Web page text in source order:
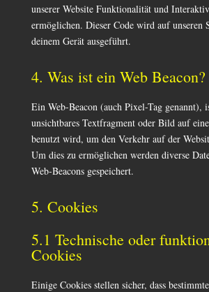
unserer Website Funktionalität und
ermöglichen. Dieser Code wird auf unseren
deinem Gerät ausgeführt.
4. Was ist ein Web Beacon?
Ein Web-Beacon (auch Pixel-Tag genannt),
unsichtbares Textfragment oder Bild auf
benutzt wird, um den Verkehr auf der
Um dies zu ermöglichen werden diverse
Web-Beacons gespeichert.
5. Cookies
5.1 Technische oder
Cookies
Einige Cookies stellen sicher, dass